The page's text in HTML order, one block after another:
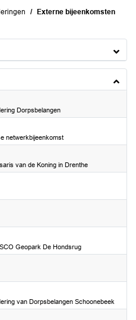
Externe bijeenkomsten
Dorpsbelangen
netwerkbijeenkomst
van de Koning in Drenthe
Geopark De Hondsrug
van Dorpsbelangen Schoonebeek